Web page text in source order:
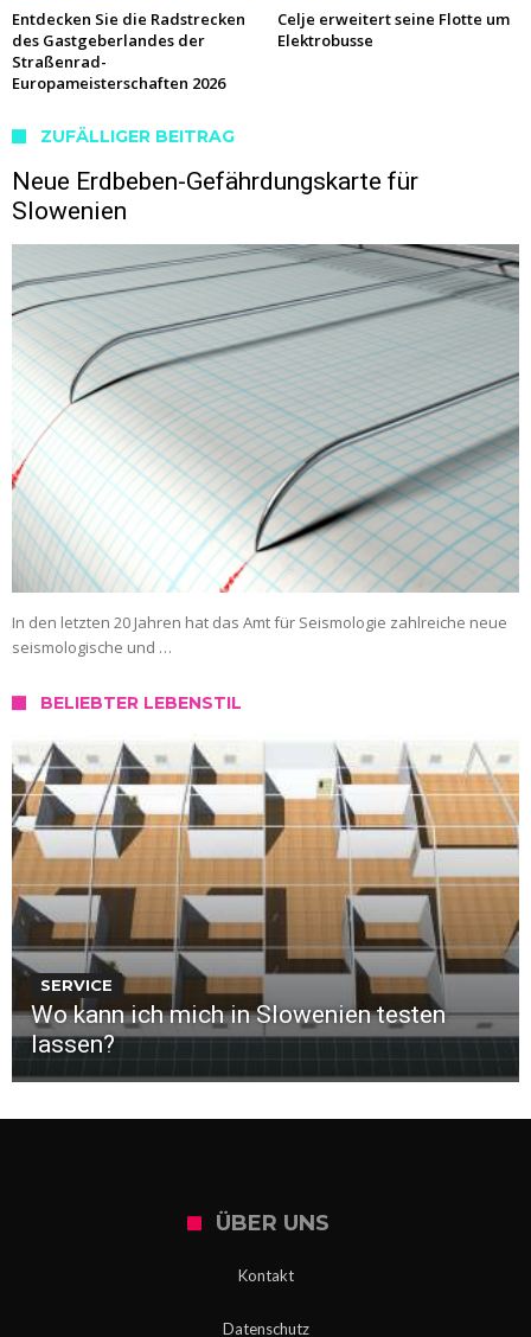
Entdecken Sie die Radstrecken
des Gastgeberlandes der
Straßenrad-
Europameisterschaften 2026
Celje erweitert seine Flotte um
Elektrobusse
ZUFÄLLIGER BEITRAG
Neue Erdbeben-Gefährdungskarte für
Slowenien
In den letzten 20 Jahren hat das Amt für Seismologie zahlreiche neue
seismologische und …
BELIEBTER LEBENSTIL
SERVICE
Wo kann ich mich in Slowenien testen
lassen?
ÜBER UNS
Kontakt
Datenschutz